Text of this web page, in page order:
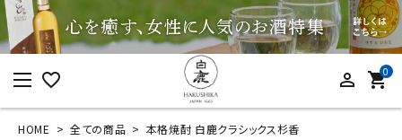
favorite_border person_outline 0
shopping_cart
ログイン 新規会員登録
HOME 全ての商品 本格焼酎 白鹿クラシックス杉香